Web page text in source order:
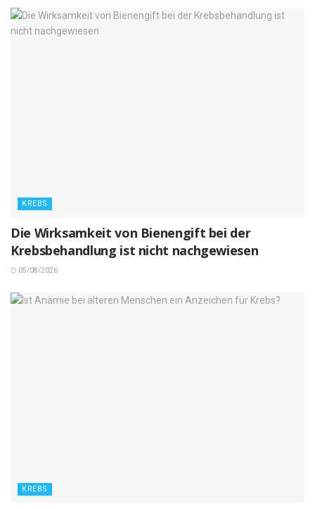
KREBS
Die Wirksamkeit von Bienengift bei der
Krebsbehandlung ist nicht nachgewiesen
05/08/2026
KREBS